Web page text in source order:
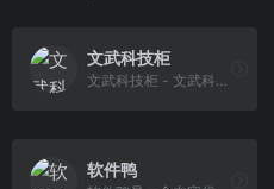
文武科技柜
文武科技柜 - 文武科技社的后花园
软件鸭